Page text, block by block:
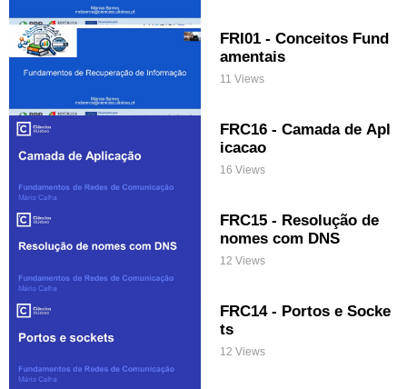
FRI01 - Conceitos Fund
amentais
11 Views
FRC16 - Camada de Apl
icacao
16 Views
FRC15 - Resolução de
nomes com DNS
12 Views
FRC14 - Portos e Socke
ts
12 Views